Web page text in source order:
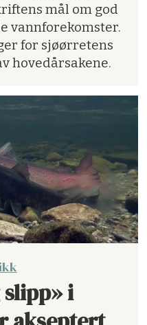
mål om god
vannforekomster.
for sjøørretens
hovedårsakene.
slipp» i